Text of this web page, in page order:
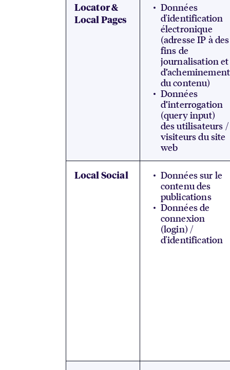
Locator &
Local Pages
Données
d'identification
électronique
(adresse IP à des
fins de
journalisation et
d’acheminement
du contenu)
Données
d’interrogation
(query input)
des utilisateurs /
visiteurs du site
web
Local Social
Données sur le
contenu des
publications
Données de
connexion
(login) /
d'identification